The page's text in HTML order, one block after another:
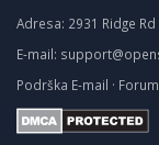
Adresa: 2931 Ridge
E-mail:
Podrška E-mail · Forum